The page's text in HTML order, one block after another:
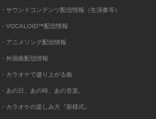
・サウンドコンテンツ配信情報（生演奏等）
・VOCALOID™配信情報
・アニメソング配信情報
・外国曲配信情報
・カラオケで盛り上がる曲
・あの日、あの時、あの音楽。
・カラオケの楽しみ方『新様式』